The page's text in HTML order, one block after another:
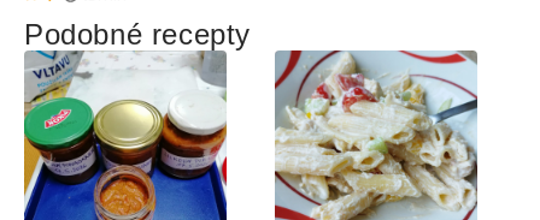
Podobné recepty